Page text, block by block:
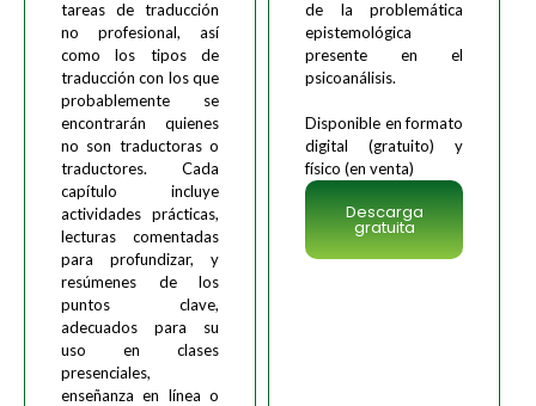
tareas de traducción
no profesional, así
como los tipos de
traducción con los que
probablemente se
encontrarán quienes
no son traductoras o
traductores. Cada
capítulo incluye
actividades prácticas,
lecturas comentadas
para profundizar, y
resúmenes de los
puntos clave,
adecuados para su
uso en clases
presenciales,
enseñanza en línea o
de la problemática
epistemológica
presente en el
psicoanálisis.
Disponible en formato
digital (gratuito) y
físico (en venta)
Descarga
gratuita